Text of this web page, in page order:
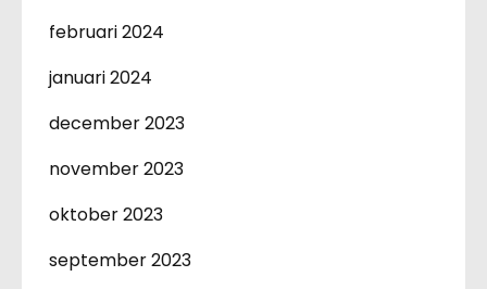
februari 2024
januari 2024
december 2023
november 2023
oktober 2023
september 2023